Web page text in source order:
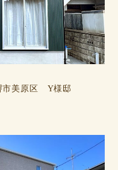
美原区 Y様邸